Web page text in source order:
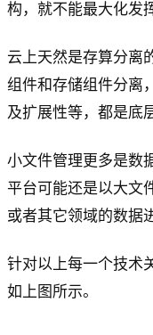
构，就不能最大化发
云上天然是存算分离
组件和存储组件分离
及扩展性等，都是底
小文件管理更多是数
平台可能还是以大文
或者其它领域的数据
针对以上每一个技术
如上图所示。